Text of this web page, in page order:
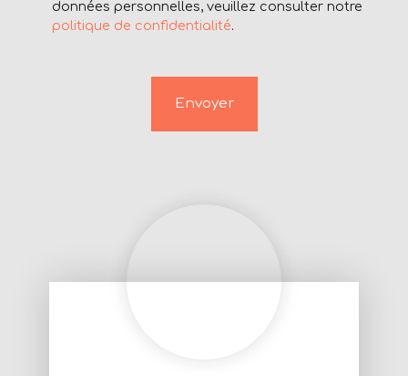
données personnelles, veuillez consulter notre
politique de confidentialité.
Envoyer